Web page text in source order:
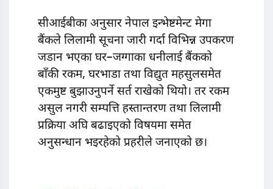
सीआईबीका अनुसार नेपाल इन्भेष्टमेन्ट मेगा
बैंकले लिलामी सूचना जारी गर्दा विभिन्न उपकरण
जडान भएका घर–जग्गाका धनीलाई बैंकको
बाँकी रकम, घरभाडा तथा विद्युत महसुलसमेत
एकमुष्ट बुझाउनुपर्ने सर्त राखेको थियो। तर रकम
असुल नगरी सम्पत्ति हस्तान्तरण तथा लिलामी
प्रक्रिया अघि बढाइएको विषयमा समेत
अनुसन्धान भइरहेको प्रहरीले जनाएको छ।